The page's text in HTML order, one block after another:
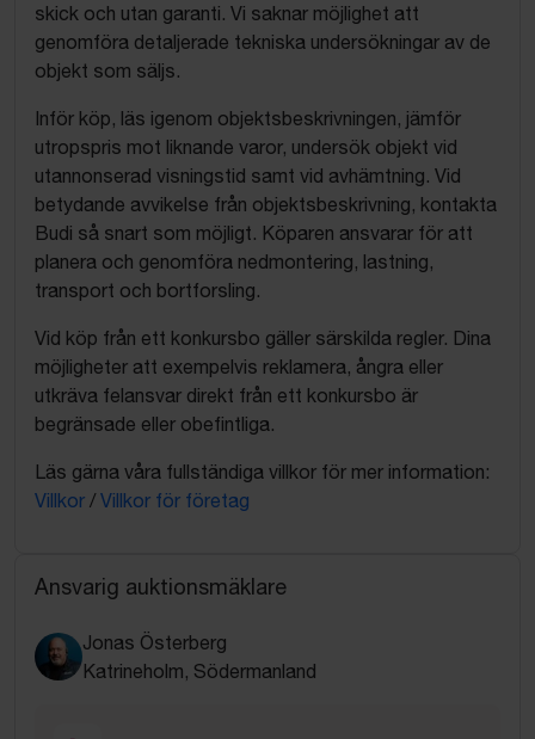
skick och utan garanti. Vi saknar möjlighet att
genomföra detaljerade tekniska undersökningar av de
objekt som säljs.
Inför köp, läs igenom objektsbeskrivningen, jämför
utropspris mot liknande varor, undersök objekt vid
utannonserad visningstid samt vid avhämtning. Vid
betydande avvikelse från objektsbeskrivning, kontakta
Budi så snart som möjligt. Köparen ansvarar för att
planera och genomföra nedmontering, lastning,
transport och bortforsling.
Vid köp från ett konkursbo gäller särskilda regler. Dina
möjligheter att exempelvis reklamera, ångra eller
utkräva felansvar direkt från ett konkursbo är
begränsade eller obefintliga.
Läs gärna våra fullständiga villkor för mer information:
Villkor / Villkor för företag
Ansvarig auktionsmäklare
Jonas Österberg
Katrineholm, Södermanland